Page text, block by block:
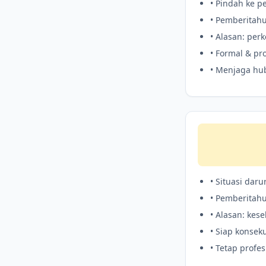
• Pindah ke
•
• Alasan:
• Formal &
• Menjaga
• Situasi
•
• Alasan:
• Siap
• Tetap